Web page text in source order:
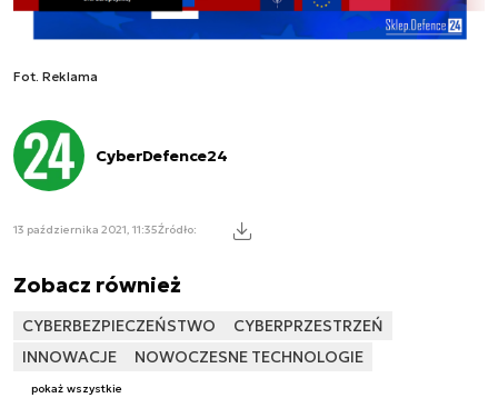
Fot. Reklama
CyberDefence24
13 października 2021, 11:35Źródło:
Zobacz również
CYBERBEZPIECZEŃSTWO
CYBERPRZESTRZEŃ
INNOWACJE
NOWOCZESNE TECHNOLOGIE
pokaż wszystkie